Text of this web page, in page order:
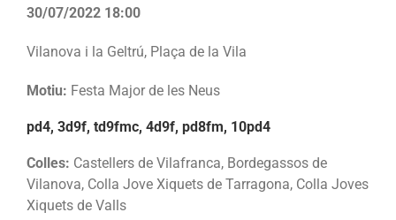
30/07/2022 18:00
Vilanova i la Geltrú, Plaça de la Vila
Motiu: Festa Major de les Neus
pd4, 3d9f, td9fmc, 4d9f, pd8fm, 10pd4
Colles: Castellers de Vilafranca, Bordegassos de
Vilanova, Colla Jove Xiquets de Tarragona, Colla Joves
Xiquets de Valls